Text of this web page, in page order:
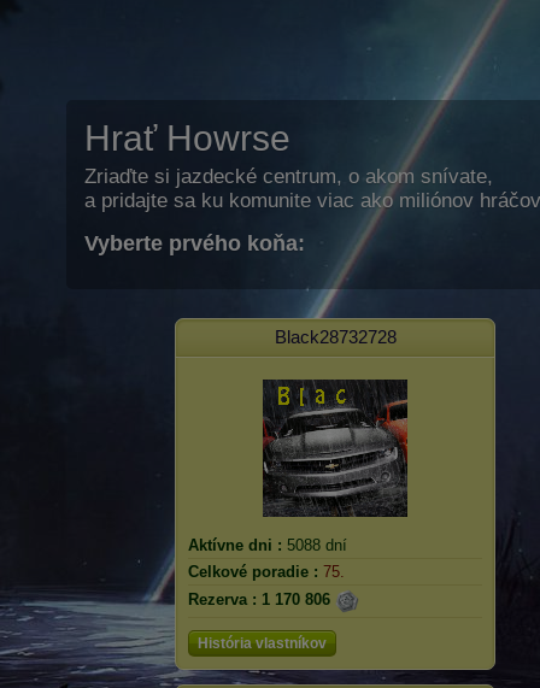
Hrať Howrse
Zriaďte si jazdecké centrum, o akom snívate,
a pridajte sa ku komunite viac ako miliónov
Vyberte prvého koňa:
Black28732728
Aktívne dni : 5088 dní
Celkové poradie : 75.
Rezerva : 1 170 806
História vlastníkov